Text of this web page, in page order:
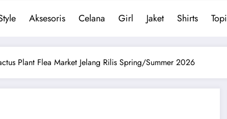
Aksesoris Celana Girl Jaket Shirts Topi
Plant Flea Market Jelang Rilis Spring/Summer 2026